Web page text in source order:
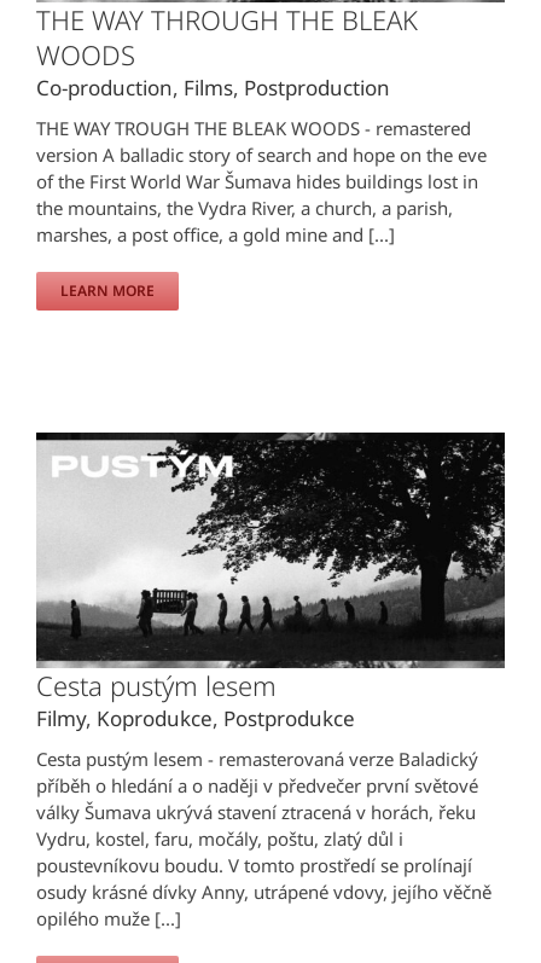
THE WAY THROUGH THE BLEAK
WOODS
Co-production, Films, Postproduction
THE WAY TROUGH THE BLEAK WOODS - remastered
version A balladic story of search and hope on the eve
of the First World War Šumava hides buildings lost in
the mountains, the Vydra River, a church, a parish,
marshes, a post office, a gold mine and [...]
LEARN MORE
Cesta pustým lesem
Filmy, Koprodukce, Postprodukce
Cesta pustým lesem - remasterovaná verze Baladický
příběh o hledání a o naději v předvečer první světové
války Šumava ukrývá stavení ztracená v horách, řeku
Vydru, kostel, faru, močály, poštu, zlatý důl i
poustevníkovu boudu. V tomto prostředí se prolínají
osudy krásné dívky Anny, utrápené vdovy, jejího věčně
opilého muže [...]